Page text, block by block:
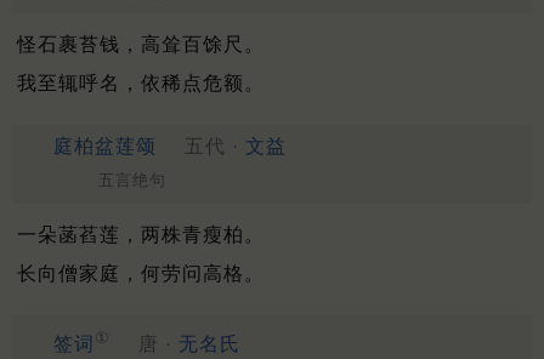
怪石裹苔钱，高耸百馀尺。
我至辄呼名，依稀点危额。
庭柏盆莲颂 五代 · 文益
五言绝句
一朵菡萏莲，两株青瘦柏。
长向僧家庭，何劳问高格。
签词 ① 唐 · 无名氏